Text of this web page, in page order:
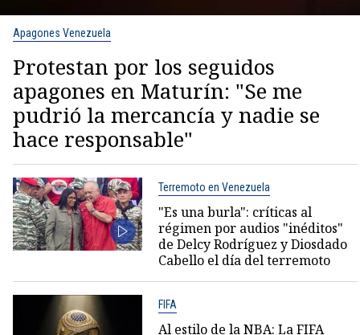
Apagones Venezuela
Protestan por los seguidos
apagones en Maturín: "Se me
pudrió la mercancía y nadie se
hace responsable"
Terremoto en Venezuela
"Es una burla": críticas al
régimen por audios "inéditos"
de Delcy Rodríguez y Diosdado
Cabello el día del terremoto
FIFA
Al estilo de la NBA: La FIFA